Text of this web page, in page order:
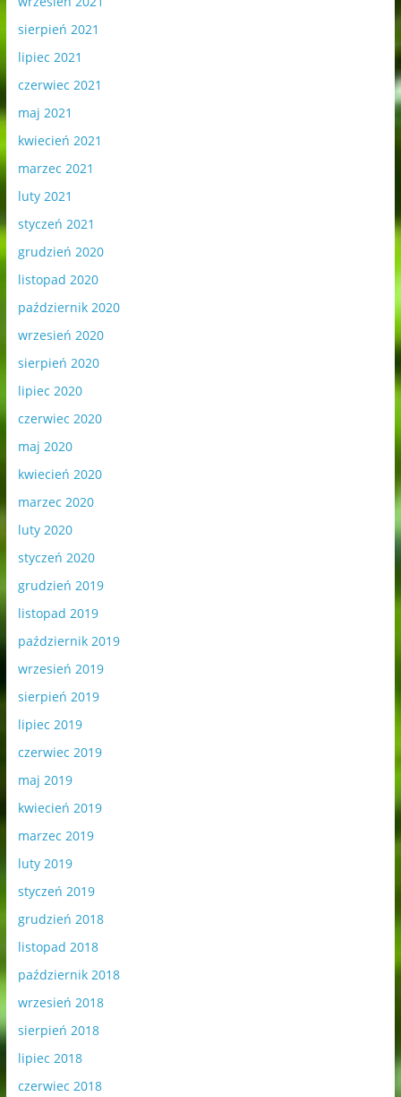
sierpień 2021
lipiec 2021
czerwiec 2021
maj 2021
kwiecień 2021
marzec 2021
luty 2021
styczeń 2021
grudzień 2020
listopad 2020
październik 2020
wrzesień 2020
sierpień 2020
lipiec 2020
czerwiec 2020
maj 2020
kwiecień 2020
marzec 2020
luty 2020
styczeń 2020
grudzień 2019
listopad 2019
październik 2019
wrzesień 2019
sierpień 2019
lipiec 2019
czerwiec 2019
maj 2019
kwiecień 2019
marzec 2019
luty 2019
styczeń 2019
grudzień 2018
listopad 2018
październik 2018
wrzesień 2018
sierpień 2018
lipiec 2018
czerwiec 2018